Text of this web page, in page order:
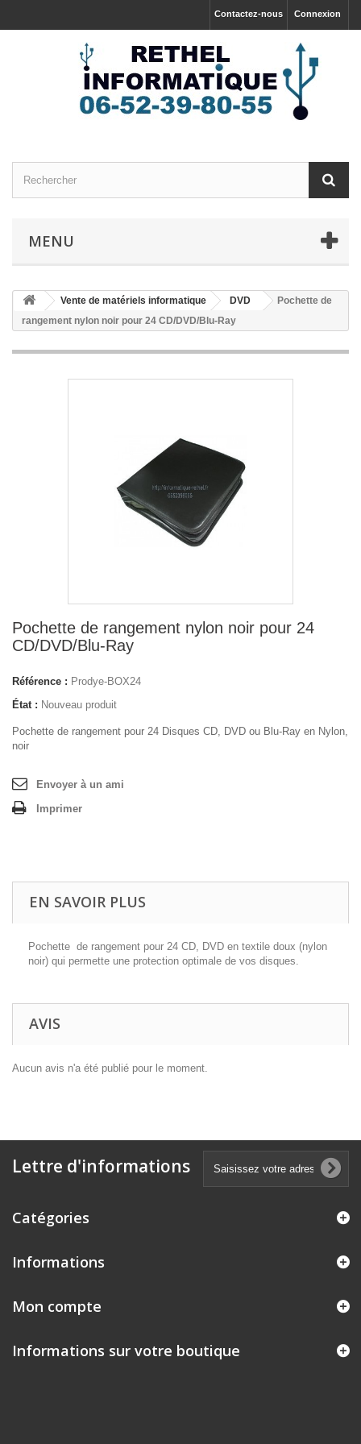
Connexion
Contactez-nous
MENU
Vente de matériels informatique DVD
Pochette de
rangement nylon noir pour 24 CD/DVD/Blu-Ray
Pochette de rangement nylon noir pour 24
CD/DVD/Blu-Ray
Référence : Prodye-BOX24
État : Nouveau produit
Pochette de rangement pour 24 Disques CD, DVD ou Blu-Ray en Nylon,
noir
Envoyer à un ami
Imprimer
EN SAVOIR PLUS
Pochette de rangement pour 24 CD, DVD en textile doux (nylon
noir) qui permette une protection optimale de vos disques.
AVIS
Aucun avis n'a été publié pour le moment.
Lettre d'informations
Catégories
Informations
Mon compte
Informations sur votre boutique